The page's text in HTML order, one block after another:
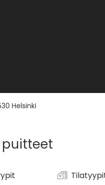
Helsinki
puitteet